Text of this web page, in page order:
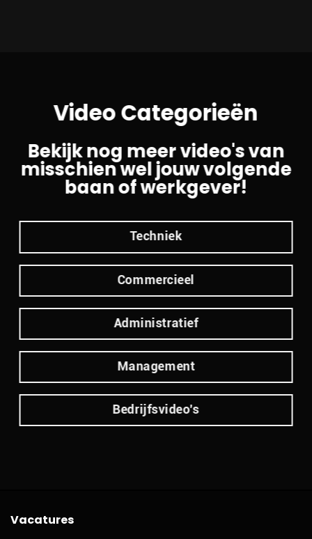
Video Categorieën
Bekijk nog meer video's van
misschien wel jouw volgende
baan of werkgever!
Techniek
Commercieel
Administratief
Management
Bedrijfsvideo's
Vacatures